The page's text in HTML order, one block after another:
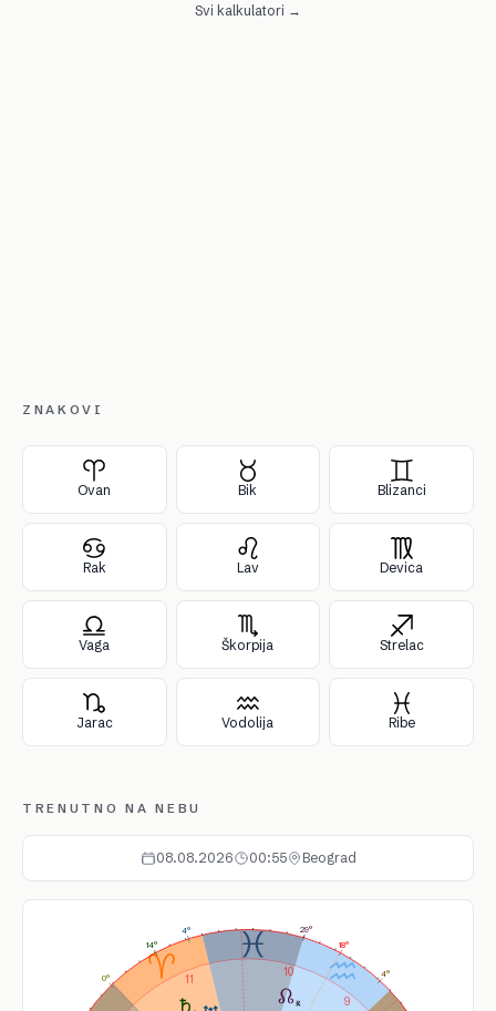
Svi kalkulatori →
ZNAKOVI
Ovan Bik Blizanci
Rak Lav Devica
Vaga Škorpija Strelac
Jarac Vodolija Ribe
TRENUTNO NA NEBU
08.08.2026 00:55 Beograd
9
10
11
14°
4°
4°
29°
0°
18°